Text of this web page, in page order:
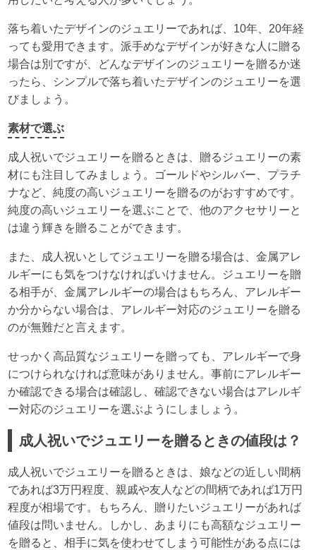
落ち着いたデザインのジュエリーであれば、10年、20年経
っても愛用できます。派手めなデザインが好きな人に贈る
場合は別ですが、どんなデザインのジュエリーを贈るか迷
ったら、シンプルで落ち着いたデザインのジュエリーを選
びましょう。
素材で選ぶ
成人祝いでジュエリーを贈るときは、贈るジュエリーの素
材にも注目してみましょう。ゴールドやシルバー、プラチ
ナなど、純度の高いジュエリーを贈るのがおすすめです。
純度の高いジュエリーを選ぶことで、他のアクセサリーと
は違う輝きを贈ることができます。
また、成人祝いとしてジュエリーを贈る場合は、金属アレ
ルギーにも気をつけなければいけません。ジュエリーを贈
る相手が、金属アレルギーの場合はもちろん、アレルギー
か分からない場合は、アレルギー対応のジュエリーを贈る
のが無難だと言えます。
せっかく高品質なジュエリーを贈っても、アレルギーで身
につけられなければ意味がありません。事前にアレルギー
か確認できる場合は確認し、確認できない場合はアレルギ
ー対応のジュエリーを選ぶようにしましょう。
成人祝いでジュエリーを贈るときの値段は？
成人祝いでジュエリーを贈るときは、娘などの近しい間柄
であれば3万円程度、親戚や友人などの間柄であれば1万円
程度が相場です。もちろん、贈りたいジュエリーがあれば
値段は問いません。しかし、あまりにも高額なジュエリー
を贈ると、相手に気を使わせてしまう可能性がある点には